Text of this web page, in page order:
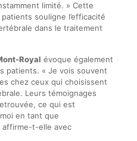
limité. » Cette
souligne l’efficacité
dans le traitement
Royal évoque également
patients. « Je vois souvent
chez ceux qui choisissent
Leurs témoignages
ce qui est
en tant que
affirme-t-elle avec